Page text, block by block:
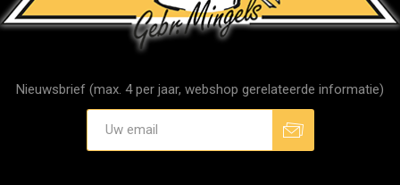
Nieuwsbrief (max. 4 per jaar, webshop gerelateerde informatie)